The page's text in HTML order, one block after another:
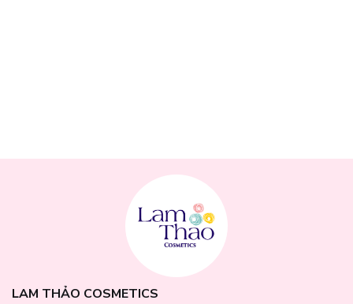
LAM THẢO COSMETICS